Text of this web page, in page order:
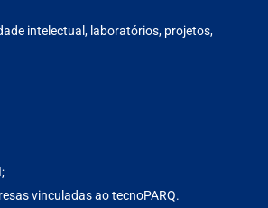
intelectual, laboratórios, projetos,
vinculadas ao tecnoPARQ.